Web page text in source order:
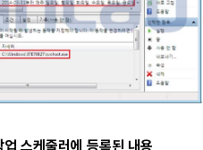
스케줄러에 등록된 내용